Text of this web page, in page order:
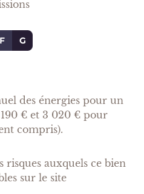
F G
des énergies pour un
€ et 3 020 € pour
compris).
auxquels ce bien
sur le site